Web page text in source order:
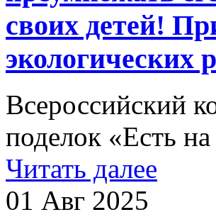
своих детей!
экологических
Всероссийский
поделок «Есть
Читать далее
01 Авг 2025